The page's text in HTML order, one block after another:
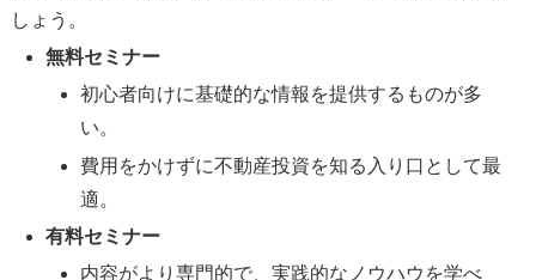
しょう。
無料セミナー
初心者向けに基礎的な情報を提供するものが多
い。
費用をかけずに不動産投資を知る入り口として最
適。
有料セミナー
内容がより専門的で、実践的なノウハウを学べ